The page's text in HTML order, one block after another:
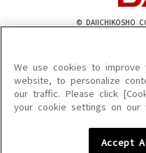
© DAIICHIKOSHO
このサイトに掲載されている一切の文
を問わず、著作権法の定める範囲を超
を禁じます。
楽曲及びコンテンツは、機種によりご
楽曲及びコンテンツの配信日、配信内
We use cookies to improve
website, to personalize
our traffic. Please click
your cookie settings on our
Accept